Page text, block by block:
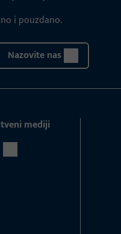
i pouzdano.
Nazovite nas
mediji